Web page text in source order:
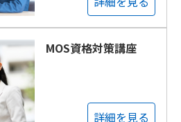
MOS資格対策講座
詳細を見る